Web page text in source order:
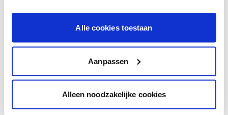
Alle cookies toestaan
Aanpassen
Alleen noodzakelijke cookies
Krijg kleuradvies op basis van de lichtinval
en je meubels.
Krijg ineens een technologische check-up